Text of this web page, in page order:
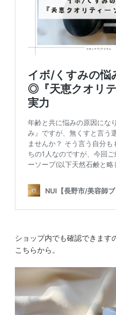
ショップ内でも確認できます
こちらから。